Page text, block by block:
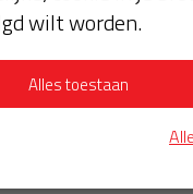
wilt worden.
Alles toestaan